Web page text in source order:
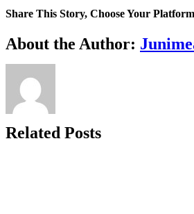
Share This Story, Choose Your
Facebook
X
Bluesky
Reddit
LinkedIn
WhatsApp
Telegram
Tumblr
Xing
Email
Copy
Link
About the Author:
Related Posts